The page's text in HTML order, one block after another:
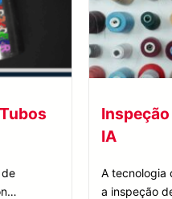
IA
A tecnologia
a inspeção